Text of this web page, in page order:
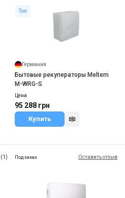
Топ
Германия
Бытовые рекуператоры Meltem
M-WRG-S
Цена
95 288 грн
Купить
(1) Под заказ Оставить отзыв